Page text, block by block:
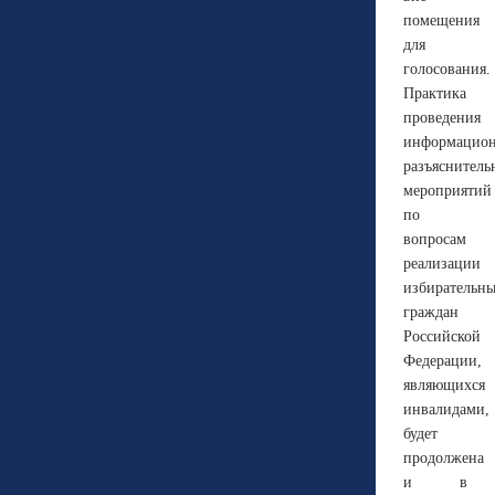
помещения
для
голосования.
Практика
проведения
мероприятий
по
вопросам
реализации
граждан
Российской
Федерации,
являющихся
инвалидами,
будет
продолжена
и в